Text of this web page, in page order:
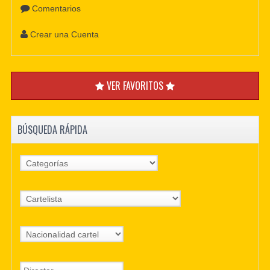
Comentarios
Crear una Cuenta
VER FAVORITOS
BÚSQUEDA RÁPIDA